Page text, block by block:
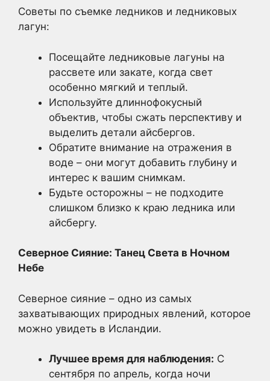
Советы по съемке ледников и ледниковых
лагун:
Посещайте ледниковые лагуны на
рассвете или закате, когда свет
особенно мягкий и теплый.
Используйте длиннофокусный
объектив, чтобы сжать перспективу и
выделить детали айсбергов.
Обратите внимание на отражения в
воде – они могут добавить глубину и
интерес к вашим снимкам.
Будьте осторожны – не подходите
слишком близко к краю ледника или
айсбергу.
Северное Сияние: Танец Света в Ночном
Небе
Северное сияние – одно из самых
захватывающих природных явлений, которое
можно увидеть в Исландии.
Лучшее время для наблюдения: С
сентября по апрель, когда ночи